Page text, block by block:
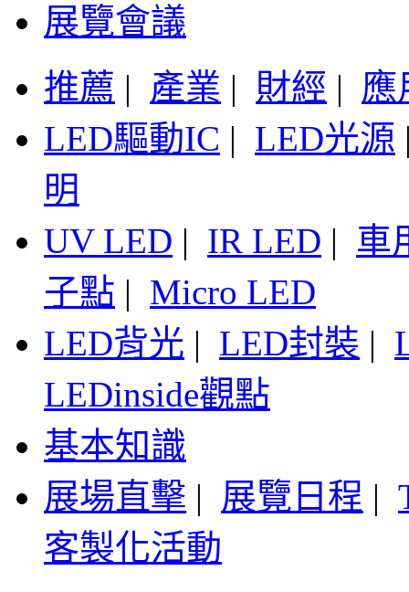
展覽會議
推薦 | 產業 | 財經 | 應
LED驅動IC | LED光源
明
UV LED | IR LED | 車
子點 | Micro LED
LED背光 | LED封裝 |
LEDinside觀點
基本知識
展場直擊 | 展覽日程 |
客製化活動